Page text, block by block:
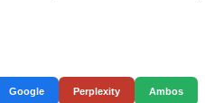
Google Perplexity Ambos